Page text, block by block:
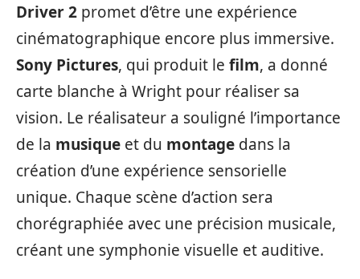
Driver 2 promet d’être une expérience
cinématographique encore plus immersive.
Sony Pictures, qui produit le film, a donné
carte blanche à Wright pour réaliser sa
vision. Le réalisateur a souligné l’importance
de la musique et du montage dans la
création d’une expérience sensorielle
unique. Chaque scène d’action sera
chorégraphiée avec une précision musicale,
créant une symphonie visuelle et auditive.